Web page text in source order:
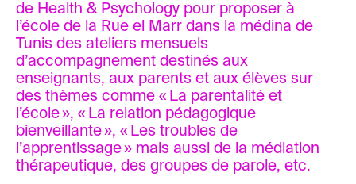
de Health & Psychology pour proposer à
l’école de la Rue el Marr dans la médina de
Tunis des ateliers mensuels
d’accompagnement destinés aux
enseignants, aux parents et aux élèves sur
des thèmes comme « La parentalité et
l’école », « La relation pédagogique
bienveillante », « Les troubles de
l’apprentissage » mais aussi de la médiation
thérapeutique, des groupes de parole, etc.